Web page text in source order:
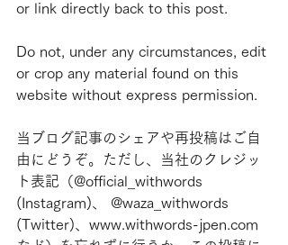
or link directly back to this post.
Do not, under any circumstances, edit
or crop any material found on this
website without express permission.
当ブログ記事のシェアや再投稿はご自
由にどうぞ。ただし、当社のクレジッ
ト表記（@official_withwords
(Instagram)、 @waza_withwords
(Twitter)、www.withwords-jpen.com